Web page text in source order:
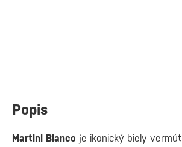
Popis
Martini Bianco je ikonický biely vermút